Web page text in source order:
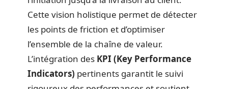
Cette vision holistique permet de détecter
les points de friction et d’optimiser
l’ensemble de la chaîne de valeur.
L’intégration des KPI (Key Performance
Indicators) pertinents garantit le suivi